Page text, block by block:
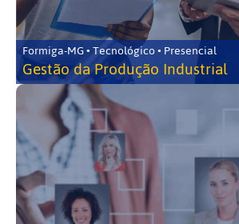
Formiga-MG • Tecnológico • Presencial
Gestão da Produção Industrial